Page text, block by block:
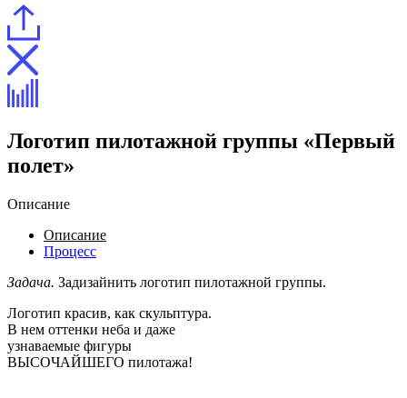
Логотип пилотажной группы «Первый
полет»
Описание
Описание
Процесс
Задача. Задизайнить логотип пилотажной группы.
Логотип красив, как скульптура.
В нем оттенки неба и даже
узнаваемые фигуры
ВЫСОЧАЙШЕГО пилотажа!